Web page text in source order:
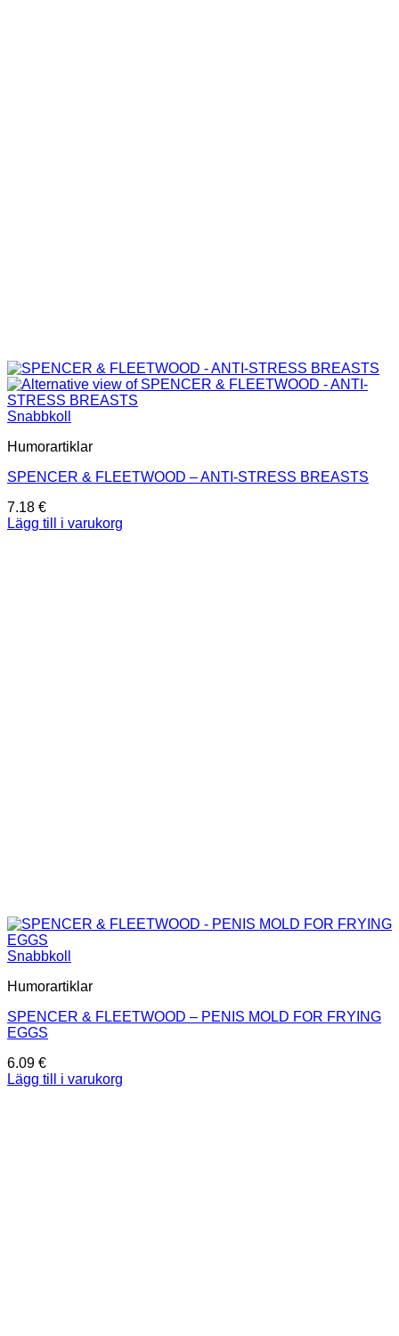
Snabbkoll
Humorartiklar
SPENCER & FLEETWOOD – ANTI-STRESS BREASTS
7.18 €
Lägg till i varukorg
Snabbkoll
Humorartiklar
SPENCER & FLEETWOOD – PENIS MOLD FOR FRYING
EGGS
6.09 €
Lägg till i varukorg